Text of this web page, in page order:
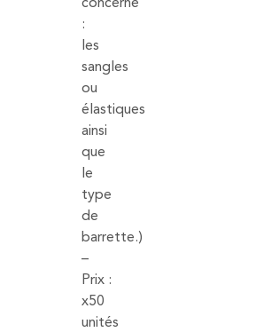
concerne
:
les
sangles
ou
élastiques
ainsi
que
le
type
de
barrette.)
–
Prix :
x50
unités